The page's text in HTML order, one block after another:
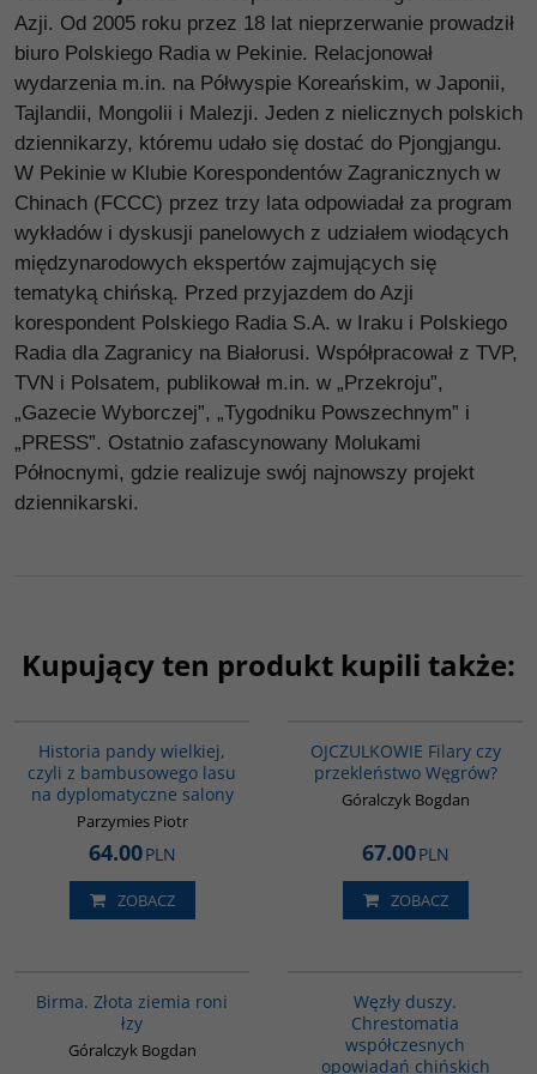
Azji. Od 2005 roku przez 18 lat nieprzerwanie prowadził
biuro Polskiego Radia w Pekinie. Relacjonował
wydarzenia m.in. na Półwyspie Koreańskim, w Japonii,
Tajlandii, Mongolii i Malezji. Jeden z nielicznych polskich
dziennikarzy, któremu udało się dostać do Pjongjangu.
W Pekinie w Klubie Korespondentów Zagranicznych w
Chinach (FCCC) przez trzy lata odpowiadał za program
wykładów i dyskusji panelowych z udziałem wiodących
międzynarodowych ekspertów zajmujących się
tematyką chińską. Przed przyjazdem do Azji
korespondent Polskiego Radia S.A. w Iraku i Polskiego
Radia dla Zagranicy na Białorusi. Współpracował z TVP,
TVN i Polsatem, publikował m.in. w „Przekroju”,
„Gazecie Wyborczej”, „Tygodniku Powszechnym” i
„PRESS”. Ostatnio zafascynowany Molukami
Północnymi, gdzie realizuje swój najnowszy projekt
dziennikarski.
Kupujący ten produkt kupili także:
Historia pandy wielkiej,
czyli z bambusowego lasu
na dyplomatyczne salony
Parzymies Piotr
64.00PLN
ZOBACZ
OJCZULKOWIE Filary czy
przekleństwo Węgrów?
Góralczyk Bogdan
67.00PLN
ZOBACZ
Birma. Złota ziemia roni
łzy
Góralczyk Bogdan
Węzły duszy.
Chrestomatia
współczesnych
opowiadań chińskich